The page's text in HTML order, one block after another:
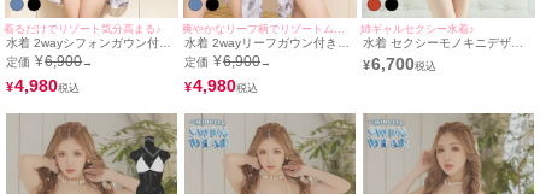
着るだけでリゾート気分高まる♪
水着 2wayシフォンガウン付き
フリル3点セットリーフ柄ホル
ターネックビキニ
定価 ¥6,900→
¥4,980
水着 2wayリーフガウン付きフ
リル3点セットホルターネック
ビキニ
定価 ¥6,900→
¥4,980
姉ギャルセクシー水着♪
水着 セクシーモノキニデザイ
ンクロシェ編みビキニ
¥6,700